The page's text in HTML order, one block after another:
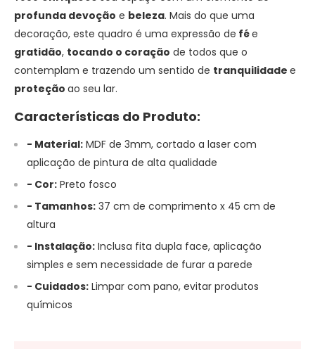
profunda devoção e beleza. Mais do que uma
decoração, este quadro é uma expressão de fée
gratidão, tocando o coração de todos que o
contemplam e trazendo um sentido de tranquilidade e
proteção ao seu lar.
Características do Produto:
- Material: MDF de 3mm, cortado a laser com
aplicação de pintura de alta qualidade
- Cor: Preto fosco
- Tamanhos: 37 cm de comprimento x 45 cm de
altura
- Instalação: Inclusa fita dupla face, aplicação
simples e sem necessidade de furar a parede
- Cuidados: Limpar com pano, evitar produtos
químicos